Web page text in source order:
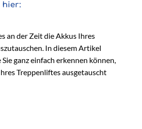
hier:
an der Zeit die Akkus Ihres
In diesem Artikel
Sie ganz einfach erkennen können,
Treppenliftes ausgetauscht